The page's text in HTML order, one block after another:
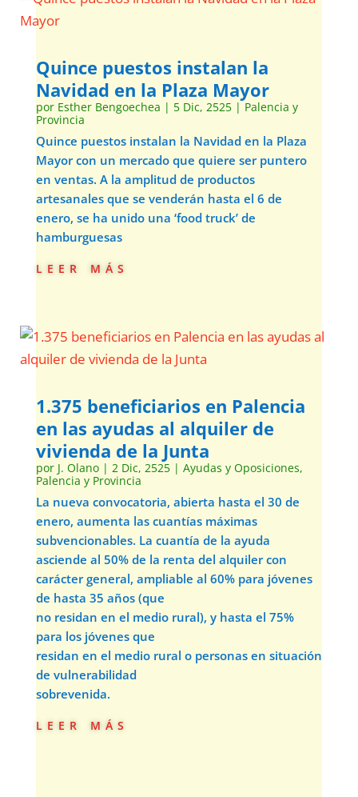
Quince puestos instalan la
Navidad en la Plaza Mayor
por Esther Bengoechea | 5 Dic, 2525| Palencia y
Provincia
Quince puestos instalan la Navidad en la Plaza
Mayor con un mercado que quiere ser puntero
en ventas. A la amplitud de productos
artesanales que se venderán hasta el 6 de
enero, se ha unido una ‘food truck’ de
hamburguesas
leer más
1.375 beneficiarios en Palencia
en las ayudas al alquiler de
vivienda de la Junta
por J. Olano| 2 Dic, 2525| Ayudas y Oposiciones,
Palencia y Provincia
La nueva convocatoria, abierta hasta el 30 de
enero, aumenta las cuantías máximas
subvencionables. La cuantía de la ayuda
asciende al 50% de la renta del alquiler con
carácter general, ampliable al 60% para jóvenes
de hasta 35 años (que
no residan en el medio rural), y hasta el 75%
para los jóvenes que
residan en el medio rural o personas en situación
de vulnerabilidad
sobrevenida.
leer más